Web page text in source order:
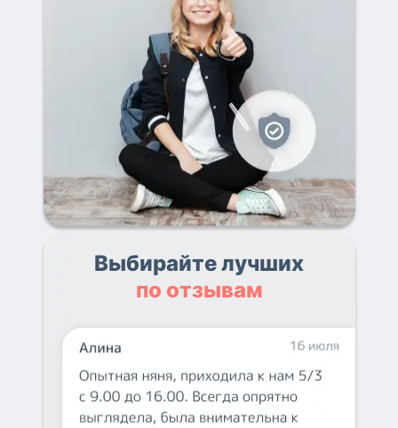
Выбирайте лучших
по отзывам